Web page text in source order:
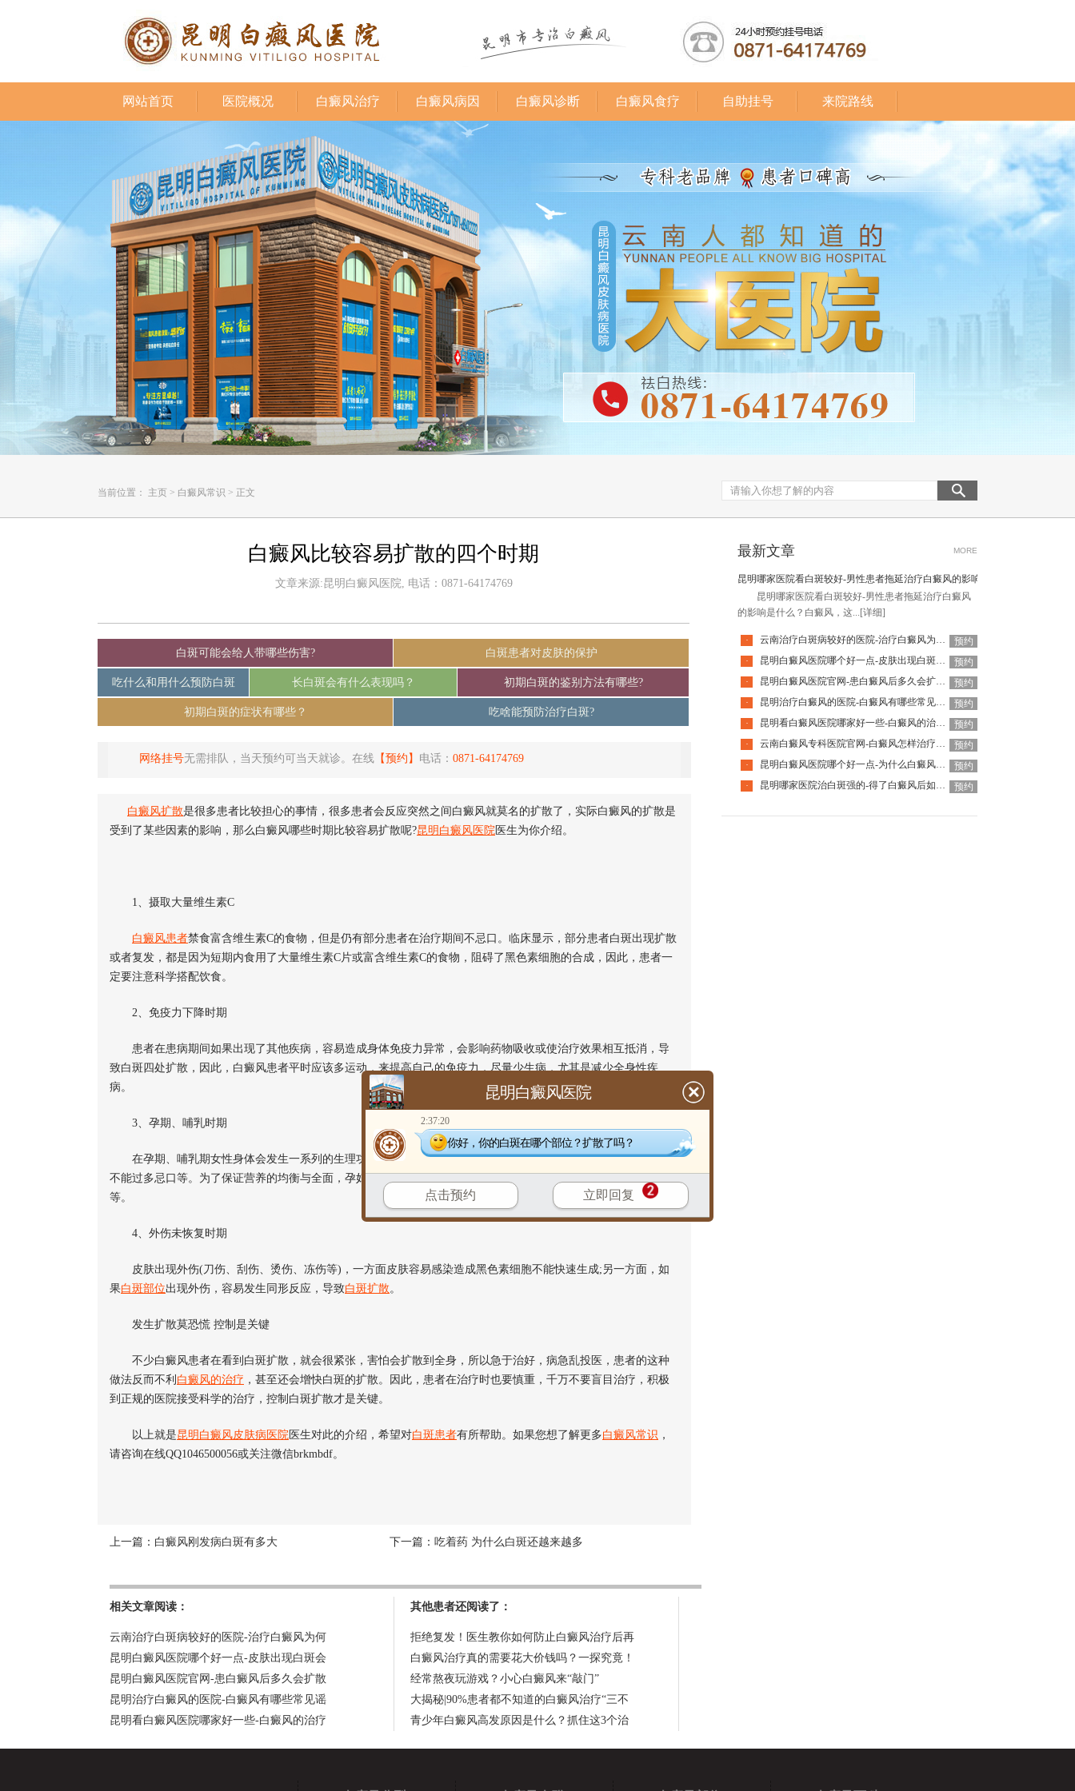
网站首页 医院概况 白癜风治疗 白癜风病因 白癜风诊断 白癜风食疗 自助挂号 来院路线
当前位置： 主页 > 白癜风常识 > 正文
白癜风比较容易扩散的四个时期
文章来源:昆明白癜风医院, 电话：0871-64174769
白斑可能会给人带哪些伤害? 白斑患者对皮肤的保护
吃什么和用什么预防白斑 长白斑会有什么表现吗？ 初期白斑的鉴别方法有哪些?
初期白斑的症状有哪些？ 吃啥能预防治疗白斑?
网络挂号无需排队，当天预约可当天就诊。在线 【预约】 电话： 0871-64174769
白癜风扩散是很多患者比较担心的事情，很多患者会反应突然之间白癜风就莫名的扩散了，实际白癜风的扩散是
受到了某些因素的影响，那么白癜风哪些时期比较容易扩散呢?昆明白癜风医院 医生为你介绍。
1、摄取大量维生素C
白癜风患者禁食富含维生素C的食物，但是仍有部分患者在治疗期间不忌口。临床显示，部分患者白斑出现扩散
或者复发，都是因为短期内食用了大量维生素C片或富含维生素C的食物，阻碍了黑色素细胞的合成，因此，患者一
定要注意科学搭配饮食。
2、免疫力下降时期
患者在患病期间如果出现了其他疾病，容易造成身体免疫力异常，会影响药物吸收或使治疗效果相互抵消，导
致白斑四处扩散，因此，白癜风患者平时应该多运动，来提高自己的免疫力，尽量少生病，尤其是减少全身性疾
病。
3、孕期、哺乳时期
在孕期、哺乳期女性身体会发生一系列的生理功能变化，为了胎儿、婴儿的发育，因此孕妇在妊娠期、哺乳期
不能过多忌口等。为了保证营养的均衡与全面，孕妇可在医生的正确指导下补充微量元素、维生素、叶酸、铜铁锌
等。
4、外伤未恢复时期
皮肤出现外伤(刀伤、刮伤、烫伤、冻伤等)，一方面皮肤容易感染造成黑色素细胞不能快速生成;另一方面，如
果白斑部位出现外伤，容易发生同形反应，导致白斑扩散。
发生扩散莫恐慌 控制是关键
不少白癜风患者在看到白斑扩散，就会很紧张，害怕会扩散到全身，所以急于治好，病急乱投医，患者的这种
做法反而不利 白癜风的治疗 ，甚至还会增快白斑的扩散。因此，患者在治疗时也要慎重，千万不要盲目治疗，积极
到正规的医院接受科学的治疗，控制白斑扩散才是关键。
以上就是昆明白癜风皮肤病医院 医生对此的介绍，希望对白斑患者有所帮助。如果您想了解更多白癜风常识 ，
请咨询在线QQ1046500056或关注微信brkmbdf。
上一篇： 白癜风刚发病白斑有多大 下一篇： 吃着药 为什么白斑还越来越多
相关文章阅读：
云南治疗白斑病较好的医院-治疗白癜风为何
昆明白癜风医院哪个好一点-皮肤出现白斑会
昆明白癜风医院官网-患白癜风后多久会扩散
昆明治疗白癜风的医院-白癜风有哪些常见谣
昆明看白癜风医院哪家好一些-白癜风的治疗
其他患者还阅读了：
拒绝复发！医生教你如何防止白癜风治疗后再
白癜风治疗真的需要花大价钱吗？一探究竟！
经常熬夜玩游戏？小心白癜风来“敲门”
大揭秘|90%患者都不知道的白癜风治疗“三不
青少年白癜风高发原因是什么？抓住这3个治
最新文章 MORE
昆明哪家医院看白斑较好-男性患者拖延治疗白癜风的影响是什么
昆明哪家医院看白斑较好-男性患者拖延治疗白癜风
的影响是什么？白癜风，这... [详细]
· 云南治疗白斑病较好的医院-治疗白癜风为何如此难呢
预约
·
昆明白癜风医院哪个好一点-皮肤出现白斑会是白癜风吗
预约
·
昆明白癜风医院官网-患白癜风后多久会扩散呢
预约
·
昆明治疗白癜风的医院-白癜风有哪些常见谣言呢
预约
·
昆明看白癜风医院哪家好一些-白癜风的治疗要注意什么呢
预约
·
云南白癜风专科医院官网-白癜风怎样治疗才科学呢
预约
·
昆明白癜风医院哪个好一点-为什么白癜风治疗周期那么长呢
预约
·
昆明哪家医院治白斑强的-得了白癜风后如何调节心理问题呢 预约
昆明白癜风医院
2:37:20
你好，你的白斑在哪个部位？扩散了吗？
点击预约 立即回复